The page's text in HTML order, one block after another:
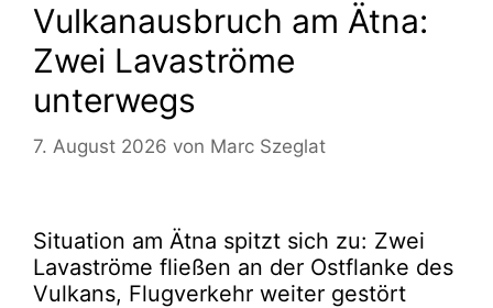
Vulkanausbruch am Ätna:
Zwei Lavaströme
unterwegs
7. August 2026 von Marc Szeglat
Situation am Ätna spitzt sich zu: Zwei
Lavaströme fließen an der Ostflanke des
Vulkans, Flugverkehr weiter gestört